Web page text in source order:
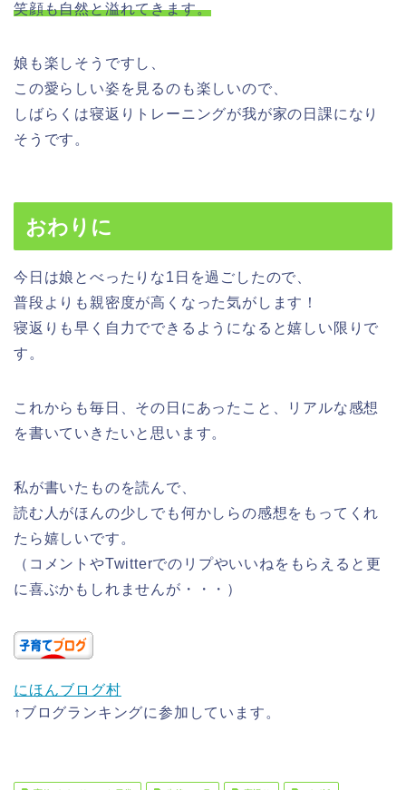
笑顔も自然と溢れてきます。
娘も楽しそうですし、
この愛らしい姿を見るのも楽しいので、
しばらくは寝返りトレーニングが我が家の日課になり
そうです。
おわりに
今日は娘とべったりな1日を過ごしたので、
普段よりも親密度が高くなった気がします！
寝返りも早く自力でできるようになると嬉しい限りで
す。
これからも毎日、その日にあったこと、リアルな感想
を書いていきたいと思います。
私が書いたものを読んで、
読む人がほんの少しでも何かしらの感想をもってくれ
たら嬉しいです。
（コメントやTwitterでのリプやいいねをもらえると更
に喜ぶかもしれませんが・・・）
にほんブログ村
↑ブログランキングに参加しています。